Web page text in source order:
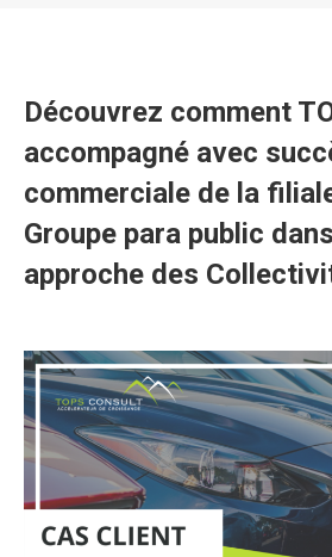
Découvrez comment
accompagné avec
commerciale de la
Groupe para public
approche des